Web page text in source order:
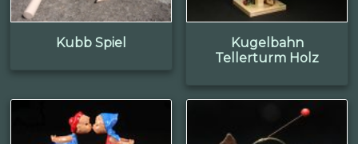
Kubb Spiel
Kugelbahn
Tellerturm Holz